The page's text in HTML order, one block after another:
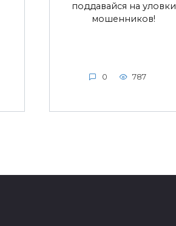
поддавайся на уловки
мошенников!
0 787